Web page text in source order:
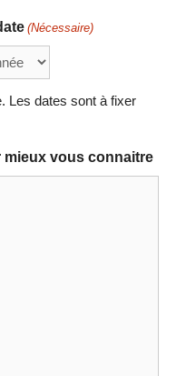
(Nécessaire)
Les dates sont à fixer
mieux vous connaitre